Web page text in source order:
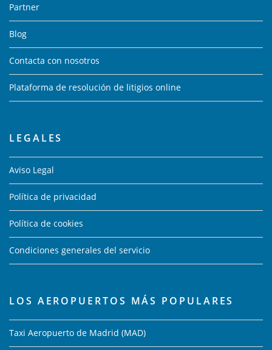
Partner
Blog
Contacta con nosotros
Plataforma de resolución de litigios online
LEGALES
Aviso Legal
Política de privacidad
Política de cookies
Condiciones generales del servicio
LOS AEROPUERTOS MÁS POPULARES
Taxi Aeropuerto de Madrid (MAD)